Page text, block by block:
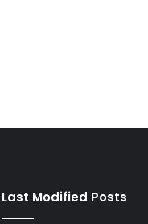
Last Modified Posts